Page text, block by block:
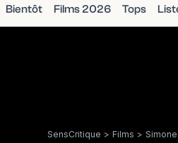
Bientôt Films 2026 Tops
SensCritique > Films >